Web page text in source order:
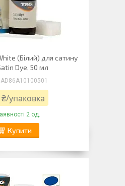
(Білий) для сатину
Dye, 50 мл
упаковка
2 од.
Купити